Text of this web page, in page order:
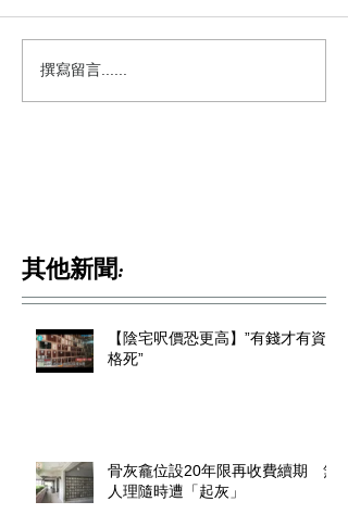
撰寫留言......
其他新聞:
【陰宅呎價恐更高】”有錢才有資
格死”
骨灰龕位設20年限再收費續期 無
人理隨時遭「起灰」